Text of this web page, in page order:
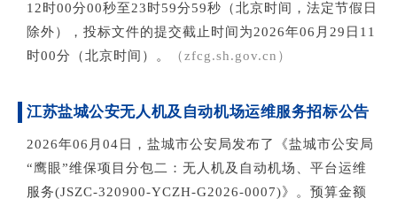
12时00分00秒至23时59分59秒（北京时间，法定节假日
除外），投标文件的提交截止时间为2026年06月29日11
时00分（北京时间）。
（zfcg.sh.gov.cn ）
江苏盐城公安无人机及自动机场运维服务招标公告
2026年06月04日，盐城市公安局发布了《盐城市公安局
“鹰眼”维保项目分包二：无人机及自动机场、平台运维
服务(JSZC-320900-YCZH-G2026-0007)》。预算金额